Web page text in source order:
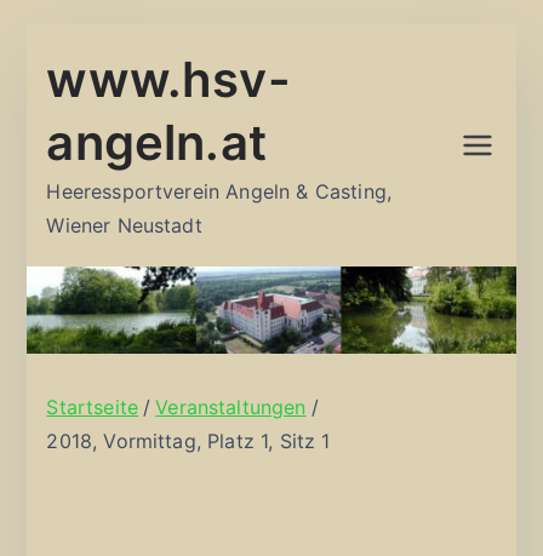
Inhalt
www.hsv-
angeln.at
Heeressportverein Angeln & Casting,
Wiener Neustadt
Startseite
Veranstaltungen
2018, Vormittag, Platz 1, Sitz 1